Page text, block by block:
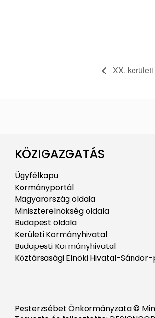
XX.
KÖZIGAZGATÁS
Ügyfélkapu
Kormányportál
Magyarország oldala
Miniszterelnökség oldala
Budapest oldala
Kerületi Kormányhivatal
Budapesti Kormányhivatal
Köztársasági Elnöki Hivatal-
Pesterzsébet Önkormányzata ©